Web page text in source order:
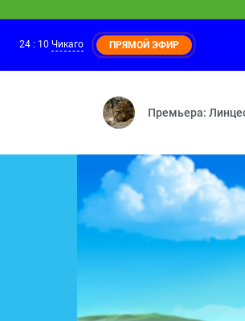
23:25
Маша и
Осторожно,
24 : 10 Чикаго ПРЯМОЙ ЭФИР
Премьера: